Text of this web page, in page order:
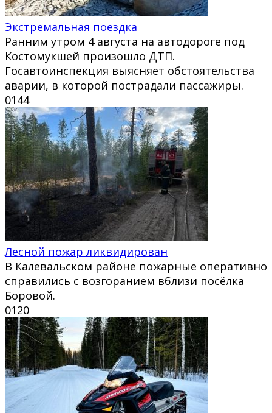
Экстремальная поездка
Ранним утром 4 августа на автодороге под
Костомукшей произошло ДТП.
Госавтоинспекция выясняет обстоятельства
аварии, в которой пострадали пассажиры.
0144
Лесной пожар ликвидирован
В Калевальском районе пожарные оперативно
справились с возгоранием вблизи посёлка
Боровой.
0120